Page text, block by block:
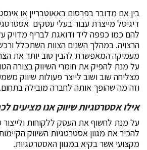
בין אם מדובר בפרסום באאוטבריין או
דיגיטל מייצרת עבור בעלי עסקים
להם כמו כפפה ליד ודואגת לבריף מדויק
הרצויה. במהלך השנים הצוות השתכלל
מעמיקה המאפשרת להבין טוב יותר את
על מנת להפיק את חומרי השיווק בצורה
מצליחה שוב ושוב לייצר פעולות שיווק
וזה מה שהופך אותה לחברה מובילה
אילו אסטרטגיות שיווק אנו מציעים
על מנת לחשוף את העסק ללקוחות ולייצור
להכיר את מגוון אסטרטגיות השיווק
מקצועי אשר בקיא במגוון האסטרטגיות.